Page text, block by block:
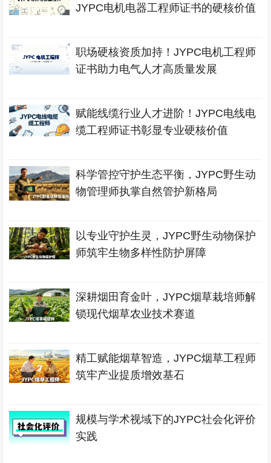
JYPC电机电器工程师证书的硬核价值
职场硬核资质加持！JYPC电机工程师
证书助力电气人才高质量发展
赋能线缆行业人才进阶！JYPC电线电
缆工程师证书彰显专业硬核价值
科学管控守护生态平衡，JYPC野生动
物管理师执掌自然管护新格局
以专业守护生灵，JYPC野生动物保护
师筑牢生物多样性防护屏障
深耕烟田育金叶，JYPC烟草栽培师解
锁现代烟草农业技术赛道
精工赋能烟草智造，JYPC烟草工程师
筑牢产业提质增效基石
规模与学术视域下的JYPC社会化评价
实践